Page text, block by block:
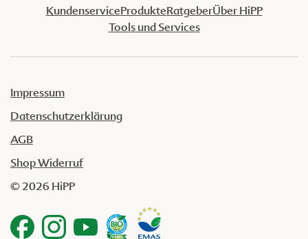
KundenserviceProdukteRatgeberÜber HiPP
Tools und Services
Impressum
Datenschutzerklärung
AGB
Shop Widerruf
© 2026 HiPP